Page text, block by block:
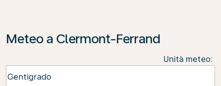
Meteo a Clermont-Ferrand
Unità meteo:
Centigrado
keyboard_arrow_down